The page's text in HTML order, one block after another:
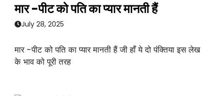
मार -पीट को पति का प्यार मानती हैं
July 28, 2025
मार -पीट को पति का प्यार मानती हैं जी हाँ ये दो पंक्तिया इस लेख
के भाव को पूरी तरह